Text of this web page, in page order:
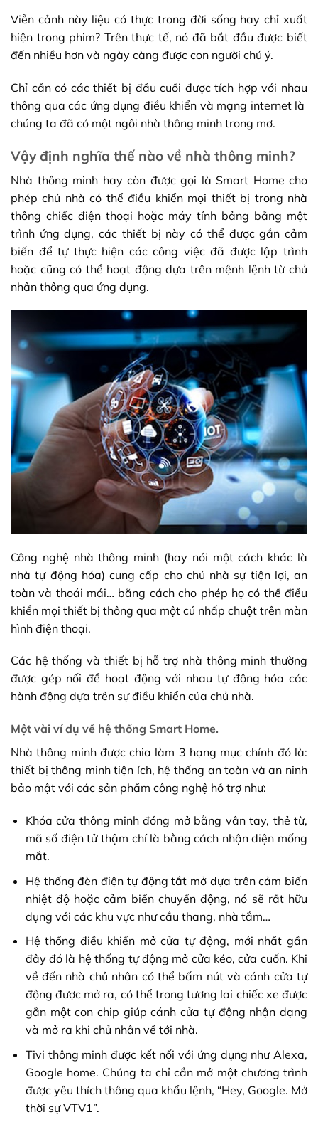
Viễn cảnh này liệu có thực trong đời sống hay chỉ xuất
hiện trong phim? Trên thực tế, nó đã bắt đầu được biết
đến nhiều hơn và ngày càng được con người chú ý.
Chỉ cần có các thiết bị đầu cuối được tích hợp với nhau
thông qua các ứng dụng điều khiển và mạng internet là
chúng ta đã có một ngôi nhà thông minh trong mơ.
Vậy định nghĩa thế nào về nhà thông minh?
Nhà thông minh hay còn được gọi là Smart Home cho
phép chủ nhà có thể điều khiển mọi thiết bị trong nhà
thông chiếc điện thoại hoặc máy tính bảng bằng một
trình ứng dụng, các thiết bị này có thể được gắn cảm
biến để tự thực hiện các công việc đã được lập trình
hoặc cũng có thể hoạt động dựa trên mệnh lệnh từ chủ
nhân thông qua ứng dụng.
Công nghệ nhà thông minh (hay nói một cách khác là
nhà tự động hóa) cung cấp cho chủ nhà sự tiện lợi, an
toàn và thoái mái… bằng cách cho phép họ có thể điều
khiển mọi thiết bị thông qua một cú nhấp chuột trên màn
hình điện thoại.
Các hệ thống và thiết bị hỗ trợ nhà thông minh thường
được gép nối để hoạt động với nhau tự động hóa các
hành động dựa trên sự điều khiển của chủ nhà.
Một vài ví dụ về hệ thống Smart Home.
Nhà thông minh được chia làm 3 hạng mục chính đó là:
thiết bị thông minh tiện ích, hệ thống an toàn và an ninh
bảo mật với các sản phẩm công nghệ hỗ trợ như:
Khóa cửa thông minh đóng mở bằng vân tay, thẻ từ,
mã số điện tử thậm chí là bằng cách nhận diện mống
mắt.
Hệ thống đèn điện tự động tắt mở dựa trên cảm biến
nhiệt độ hoặc cảm biến chuyển động, nó sẽ rất hữu
dụng với các khu vực như cầu thang, nhà tắm…
Hệ thống điều khiển mở cửa tự động, mới nhất gần
đây đó là hệ thống tự động mở cửa kéo, cửa cuốn. Khi
về đến nhà chủ nhân có thể bấm nút và cánh cửa tự
động được mở ra, có thể trong tương lai chiếc xe được
gắn một con chip giúp cánh cửa tự động nhận dạng
và mở ra khi chủ nhân về tới nhà.
Tivi thông minh được kết nối với ứng dụng như Alexa,
Google home. Chúng ta chỉ cần mở một chương trình
được yêu thích thông qua khẩu lệnh, “Hey, Google. Mở
thời sự VTV1”.